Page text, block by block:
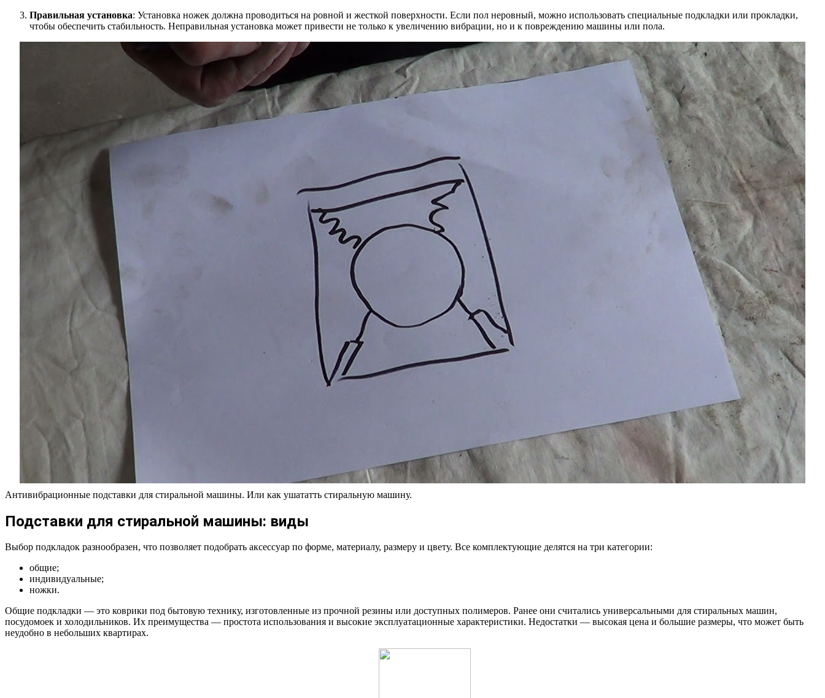
Правильная установка: Установка ножек должна проводиться на ровной и жесткой поверхности. Если пол неровный, можно использовать специальные подкладки или прокладки,
чтобы обеспечить стабильность. Неправильная установка может привести не только к увеличению вибрации, но и к повреждению машины или пола.
Антивибрационные подставки для стиральной машины. Или как ушататть стиральную машину.
Подставки для стиральной машины: виды
Выбор подкладок разнообразен, что позволяет подобрать аксессуар по форме, материалу, размеру и цвету. Все комплектующие делятся на три категории:
общие;
индивидуальные;
ножки.
Общие подкладки — это коврики под бытовую технику, изготовленные из прочной резины или доступных полимеров. Ранее они считались универсальными для стиральных машин,
посудомоек и холодильников. Их преимущества — простота использования и высокие эксплуатационные характеристики. Недостатки — высокая цена и большие размеры, что может быть
неудобно в небольших квартирах.